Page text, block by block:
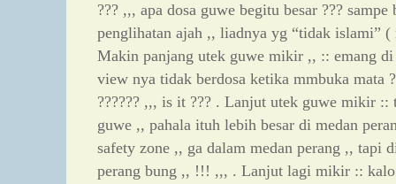
??? ,,, apa dosa guwe begitu besar ??? sampe
penglihatan ajah ,, liadnya yg “tidak islami”
Makin panjang utek guwe mikir ,, :: emang
view nya tidak berdosa ketika mmbuka mata
?????? ,,, is it ??? . Lanjut utek guwe mikir ::
guwe ,, pahala ituh lebih besar di medan
safety zone ,, ga dalam medan perang ,, tapi
perang bung ,, !!! ,,, . Lanjut lagi mikir ::